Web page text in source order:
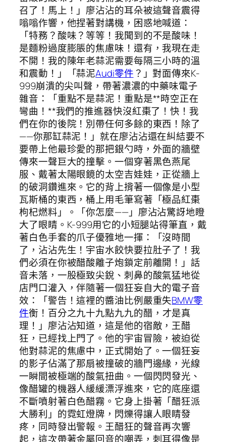
召了！馬上！」廖沾沾的耳朵被這聲音震得
嗡嗡作響，他捏著對講機，困惑地喊道：
「特務？酸味？等等！我聞到的不是酸味！
是麵粉過度膨脹的焦慮味！還有，我現在走
不開！我的陳年老蒜泥需要每隔三小時的溫
和震動！」「蒜泥Audi零件 ？」對面傳來K-
999崩潰的尖叫聲，帶著濃濃的中藥味電子
雜音：「重點不是蒜泥！重點是**時空正在
彎曲！**我們的推進器快沒紅棗了！快！我
們在你的後院！別帶任何多餘的東西！除了
——你那缸蒜泥！」就在廖沾沾還在糾結要不
要帶上他最珍愛的那把銀勺時，外面的牆壁
傳來一聲巨大的撞擊。一個穿著黑色燕尾
服、戴著太陽眼鏡的太空吉娃娃，正從牆上
的破洞鑽進來。它的背上揹著一個像是小型
瓦斯桶的東西，桶上用毛筆寫著「極品紅棗
枸杞燃料」。「你怎麼——」廖沾沾驚訝地瞪
大了眼睛。K-999用它的小短腿站得筆直，戴
著白色手套的爪子優雅地一揮：「沒時間
了，沾沾先生！宇宙水餃快要拉肚子了！我
們必須在你被醋酸離子炮鎖定前離開！」話
音未落，一股極致尖銳、刺鼻的酸氣猛地從
店門口灌入，伴隨著一個狂妄自大的電子音
效：「警告！這裡的醬油比例嚴重失BMW零
件衡！百分之九十九點九九的醋，才是真
理！」廖沾沾知道，這是他的宿敵，王醋
狂，已經找上門了。他的宇宙冒險，被迫從
他對蒜泥的焦慮中，正式開始了。一個狂妄
的影子佔滿了那扇被撞破的牆門邊緣，光線
一瞬間被極端的酸氣扭曲。一個閃閃發光、
像醋罐的機器人緩緩漂浮進來，它的底座還
不斷噴射著白色醋霧。它身上掛著「醋狂派
大勝利」的霓虹燈牌，閃爍得讓人眼睛發
疼，同時發出警報。王醋狂的聲音再次響
起，這次帶著金屬回音的嘲弄，刺耳得像是